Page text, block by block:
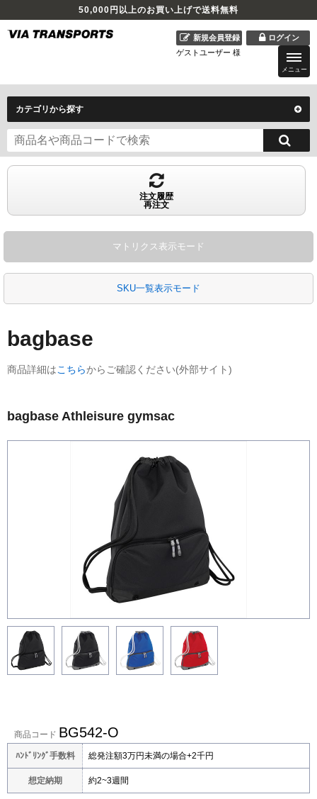
50,000 円以上のお買い上げで送料無料
新規会員登録
ログイン
ゲストユーザー 様
メニュー
カテゴリから探す
注文履歴
再注文
マトリクス表示モード
SKU一覧表示モード
bagbase
商品詳細はこちらからご確認ください(外部サイト)
bagbase Athleisure gymsac
商品コード BG542-O
ﾊﾝﾄﾞﾘﾝｸﾞ手数料 総発注額3万円未満の場合+2千円
想定納期 約2~3週間